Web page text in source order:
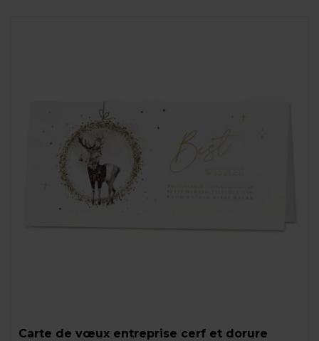
Carte de vœux entreprise cerf et dorure